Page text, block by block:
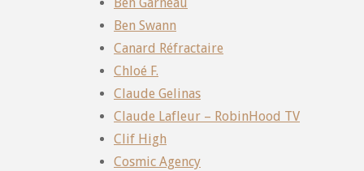
Ben Garneau
Ben Swann
Canard Réfractaire
Chloé F.
Claude Gelinas
Claude Lafleur – RobinHood TV
Clif High
Cosmic Agency